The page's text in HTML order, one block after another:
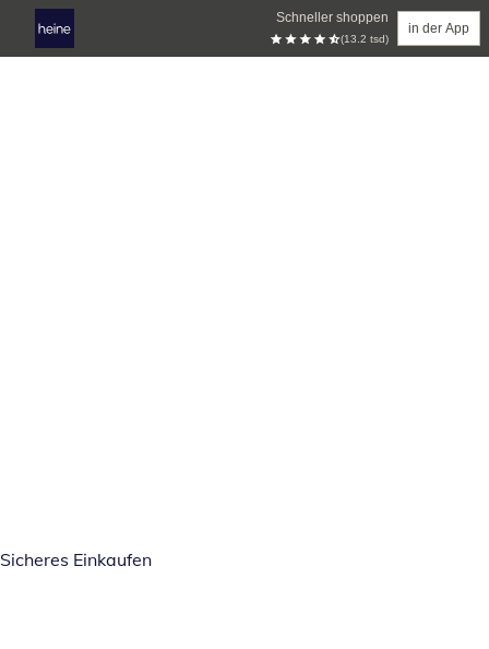
Schneller shoppen
(13.2 tsd)
in der App
Sicheres Einkaufen